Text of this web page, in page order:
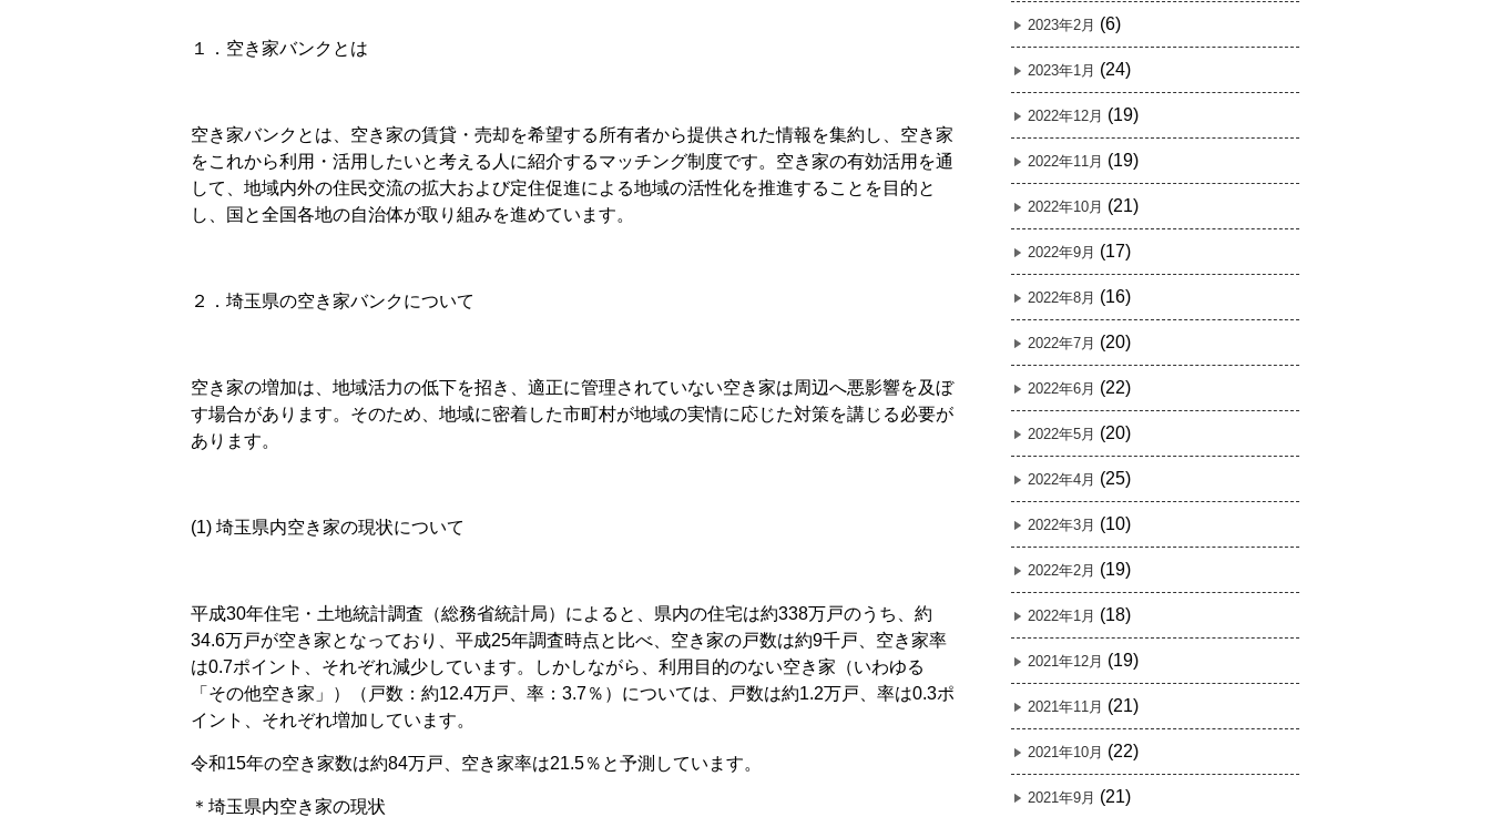
１．空き家バンクとは
空き家バンクとは、空き家の賃貸・売却を希望する所有者から提供された情報を集約し、空き家
をこれから利用・活用したいと考える人に紹介するマッチング制度です。空き家の有効活用を通
して、地域内外の住民交流の拡大および定住促進による地域の活性化を推進することを目的と
し、国と全国各地の自治体が取り組みを進めています。
２．埼玉県の空き家バンクについて
空き家の増加は、地域活力の低下を招き、適正に管理されていない空き家は周辺へ悪影響を及ぼ
す場合があります。そのため、地域に密着した市町村が地域の実情に応じた対策を講じる必要が
あります。
(1) 埼玉県内空き家の現状について
平成30年住宅・土地統計調査（総務省統計局）によると、県内の住宅は約338万戸のうち、約
34.6万戸が空き家となっており、平成25年調査時点と比べ、空き家の戸数は約9千戸、空き家率
は0.7ポイント、それぞれ減少しています。しかしながら、利用目的のない空き家（いわゆる
「その他空き家」）（戸数：約12.4万戸、率：3.7％）については、戸数は約1.2万戸、率は0.3ポ
イント、それぞれ増加しています。
令和15年の空き家数は約84万戸、空き家率は21.5％と予測しています。
＊埼玉県内空き家の現状
2023年2月 (6)
2023年1月 (24)
2022年12月 (19)
2022年11月 (19)
2022年10月 (21)
2022年9月 (17)
2022年8月 (16)
2022年7月 (20)
2022年6月 (22)
2022年5月 (20)
2022年4月 (25)
2022年3月 (10)
2022年2月 (19)
2022年1月 (18)
2021年12月 (19)
2021年11月 (21)
2021年10月 (22)
2021年9月 (21)